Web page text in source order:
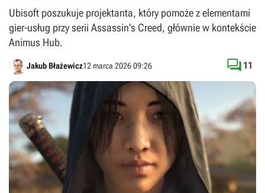
Ubisoft poszukuje projektanta, który pomoże z elementami
gier-usług przy serii Assassin's Creed, głównie w kontekście
Animus Hub.
Jakub Błażewicz12 marca 2026 09:26  11